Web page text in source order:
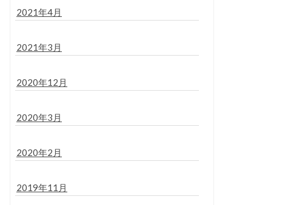
2021年4月
2021年3月
2020年12月
2020年3月
2020年2月
2019年11月